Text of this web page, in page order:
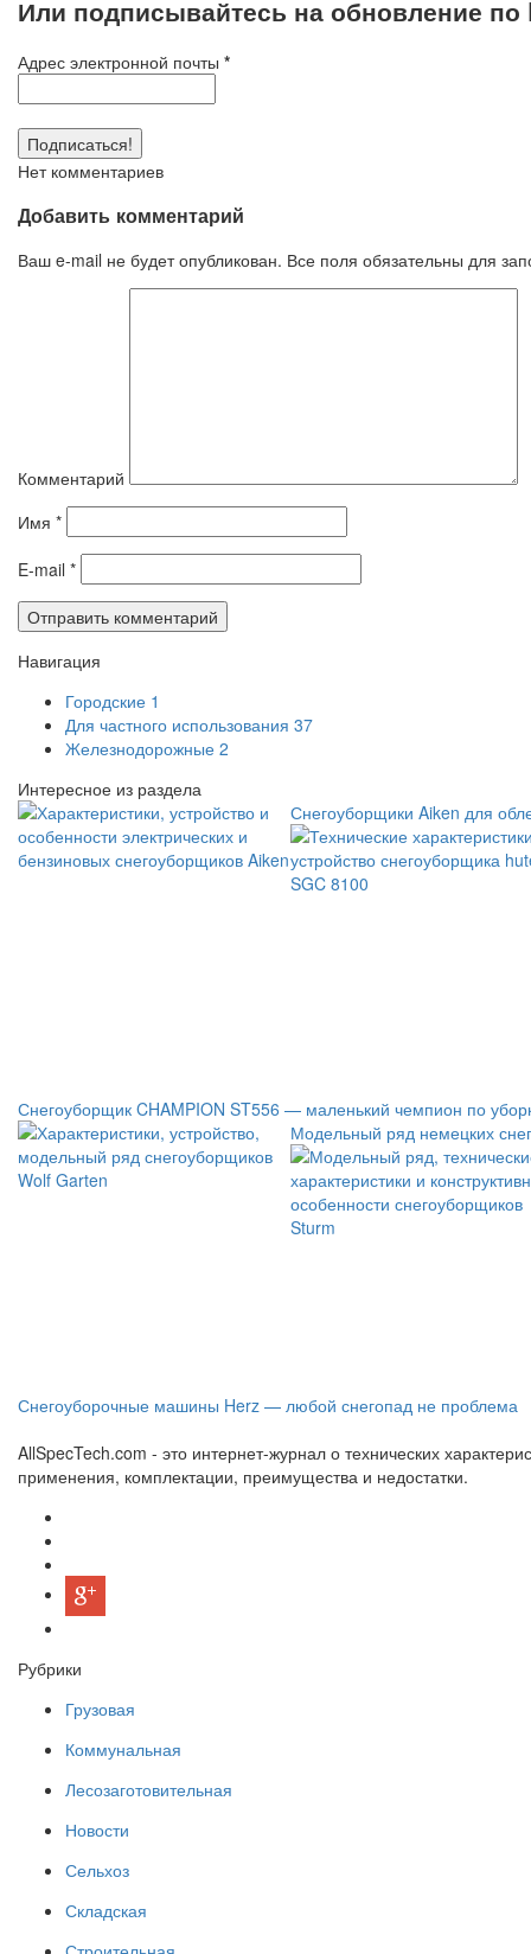
Или подписывайтесь на обновление по
Адрес электронной почты *
Нет комментариев
Добавить комментарий
Ваш e-mail не будет опубликован. Все поля обязательны для
Комментарий
Имя *
E-mail *
Навигация
Городские 1
Для частного использования 37
Железнодорожные 2
Интересное из раздела
Снегоуборщики Aiken для
Снегоуборщик CHAMPION ST556 — маленький чемпион по
Модельный ряд немецких
Снегоуборочные машины Herz — любой снегопад не проблема
AllSpecTech.com - это интернет-журнал о технических
применения, комплектации, преимущества и недостатки.
Рубрики
Грузовая
Коммунальная
Лесозаготовительная
Новости
Сельхоз
Складская